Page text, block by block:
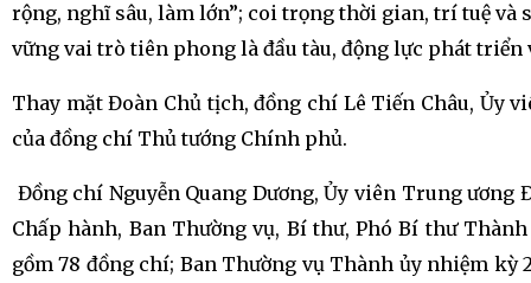
rộng, nghĩ sâu, làm lớn”; coi trọng thời gian, trí tuệ và
vững vai trò tiên phong là đầu tàu, động lực phát
Thay mặt Đoàn Chủ tịch, đồng chí Lê Tiến Châu, Ủy
của đồng chí Thủ tướng Chính phủ.
Đồng chí Nguyễn Quang Dương, Ủy viên Trung
Chấp hành, Ban Thường vụ, Bí thư, Phó Bí thư
gồm 78 đồng chí; Ban Thường vụ Thành ủy nhiệm